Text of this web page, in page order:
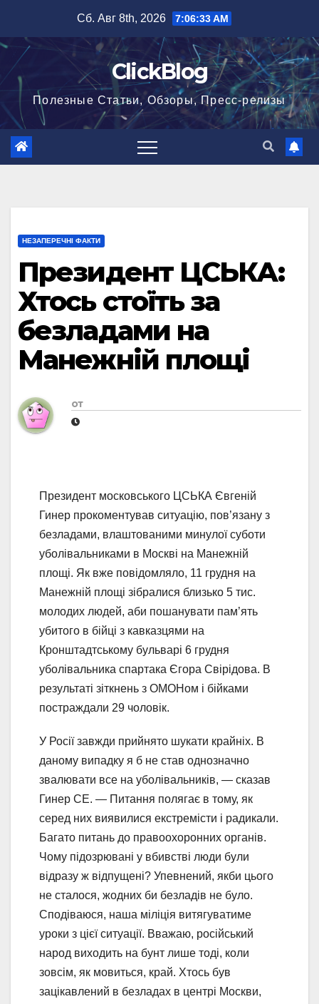
содержимому
Сб. Авг 8th, 2026 7:06:34 AM
ClickBlog
Полезные Статьи, Обзоры, Пресс-релизы
НЕЗАПЕРЕЧНІ ФАКТИ
Президент ЦСЬКА:
Хтось стоїть за
безладами на
Манежній площі
от
Президент московського ЦСЬКА Євгеній
Гинер прокоментував ситуацію, пов’язану з
безладами, влаштованими минулої суботи
уболівальниками в Москві на Манежній
площі. Як вже повідомляло, 11 грудня на
Манежній площі зібралися близько 5 тис.
молодих людей, аби пошанувати пам’ять
убитого в бійці з кавказцями на
Кронштадтському бульварі 6 грудня
уболівальника спартака Єгора Свірідова. В
результаті зіткнень з ОМОНом і бійками
постраждали 29 чоловік.
У Росії завжди прийнято шукати крайніх. В
даному випадку я б не став однозначно
звалювати все на уболівальників, — сказав
Гинер СЕ. — Питання полягає в тому, як
серед них виявилися екстремісти і радикали.
Багато питань до правоохоронних органів.
Чому підозрювані у вбивстві люди були
відразу ж відпущені? Упевнений, якби цього
не сталося, жодних би безладів не було.
Сподіваюся, наша міліція витягуватиме
уроки з цієї ситуації. Вважаю, російський
народ виходить на бунт лише тоді, коли
зовсім, як мовиться, край. Хтось був
зацікавлений в безладах в центрі Москви,